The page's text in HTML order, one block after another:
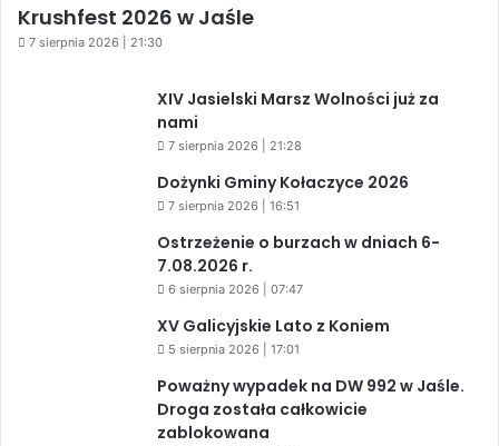
Krushfest 2026 w Jaśle
7 sierpnia 2026 | 21:30
XIV Jasielski Marsz Wolności już za
nami
7 sierpnia 2026 | 21:28
Dożynki Gminy Kołaczyce 2026
7 sierpnia 2026 | 16:51
Ostrzeżenie o burzach w dniach 6-
7.08.2026 r.
6 sierpnia 2026 | 07:47
XV Galicyjskie Lato z Koniem
5 sierpnia 2026 | 17:01
Poważny wypadek na DW 992 w Jaśle.
Droga została całkowicie
zablokowana